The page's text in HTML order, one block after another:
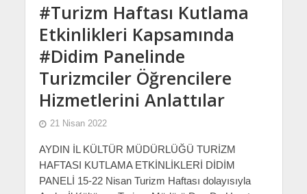
#Turizm Haftası Kutlama
Etkinlikleri Kapsamında
#Didim Panelinde
Turizmciler Öğrencilere
Hizmetlerini Anlattılar
21 Nisan 2022
AYDIN İL KÜLTÜR MÜDÜRLÜĞÜ TURİZM
HAFTASI KUTLAMA ETKİNLİKLERİ DİDİM
PANELİ 15-22 Nisan Turizm Haftası dolayısıyla